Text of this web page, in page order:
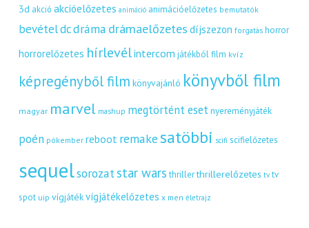
3d akció akcióelőzetes animáció animációelőzetes bemutatók
bevételdcdráma drámaelőzetes díjszezon forgatás horror
horrorelőzetes hírlevélintercom játékból film kvíz
képregényből film könyvajánló könyvből film
magyar marvel mashup megtörtént eset nyereményjáték
poén pókember reboot remakesatöbbi scifi scifielőzetes
sequelsorozatstar wars thriller thrillerelőzetes tv tv
spot uip vígjátékvígjátékelőzetes x men életrajz